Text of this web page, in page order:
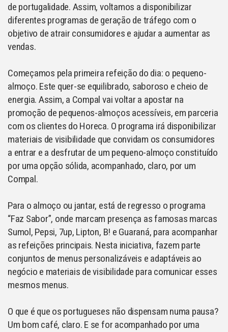
de portugalidade. Assim, voltamos a disponibilizar
diferentes programas de geração de tráfego com o
objetivo de atrair consumidores e ajudar a aumentar as
vendas.
Começamos pela primeira refeição do dia: o pequeno-
almoço. Este quer-se equilibrado, saboroso e cheio de
energia. Assim, a Compal vai voltar a apostar na
promoção de pequenos-almoços acessíveis, em parceria
com os clientes do Horeca. O programa irá disponibilizar
materiais de visibilidade que convidam os consumidores
a entrar e a desfrutar de um pequeno-almoço constituído
por uma opção sólida, acompanhado, claro, por um
Compal.
Para o almoço ou jantar, está de regresso o programa
“Faz Sabor”, onde marcam presença as famosas marcas
Sumol, Pepsi, 7up, Lipton, B! e Guaraná, para acompanhar
as refeições principais. Nesta iniciativa, fazem parte
conjuntos de menus personalizáveis e adaptáveis ao
negócio e materiais de visibilidade para comunicar esses
mesmos menus.
O que é que os portugueses não dispensam numa pausa?
Um bom café, claro. E se for acompanhado por uma